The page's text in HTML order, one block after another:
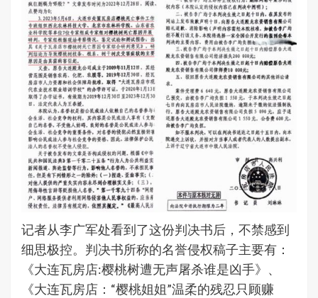
记者从李广军处看到了这份判决书后，不禁感到
细思极控。判决书所称的名誉侵权稿子主要有：
《大连瓦房店:樱桃树遭无声屠杀谁是凶手》、
《大连瓦房店：“樱桃姐姐”温柔的残忍只顾赚